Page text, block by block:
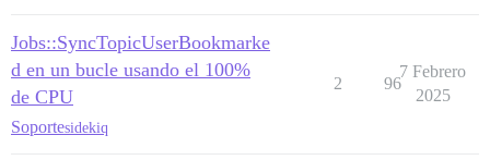
Jobs::SyncTopicUserBookmarke
d en un bucle usando el 100%
de CPU
Soportesidekiq
2 96
7 Febrero
2025